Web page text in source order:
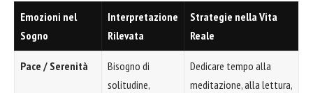
Emozioni nel
Sogno
Interpretazione
Rilevata
Strategie nella Vita
Reale
Pace / Serenità
Bisogno di
solitudine,
Dedicare tempo alla
meditazione, alla lettura,